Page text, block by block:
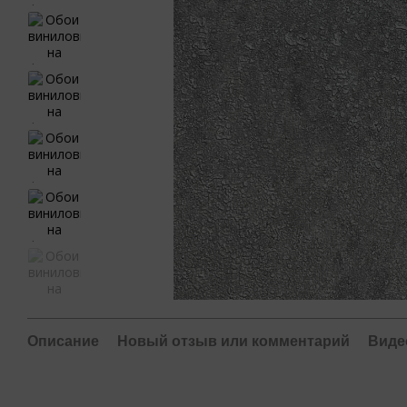
Описание Новый отзыв или комментарий